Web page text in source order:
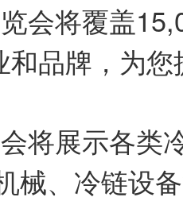
会将覆盖
和品牌，为
将展示各类
械、冷链设